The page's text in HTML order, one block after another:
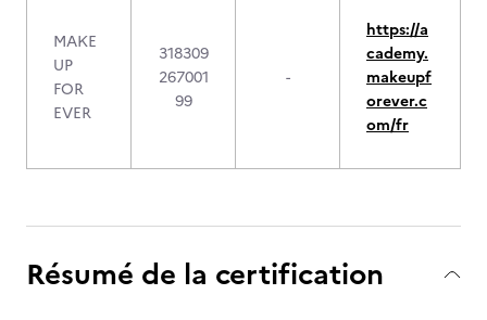
MAKE
UP
FOR
EVER
318309
267001
99
-
https://a
cademy.
makeupf
orever.c
om/fr
Résumé de la certification